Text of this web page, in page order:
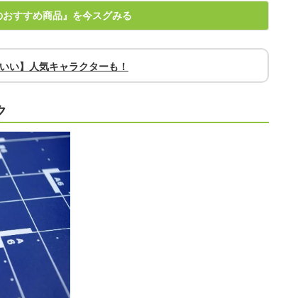
おすすめ商品』を今スグみる
い】人気キャラクターも！